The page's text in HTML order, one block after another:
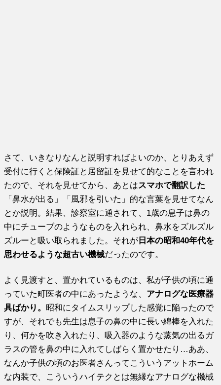
さて、いきなりなんと説明すればよいのか、とりあえず
受付に行くと保険証と居留証を見せて的なことを言われ
たので、それを見せてから、あとはスマホで翻訳した
「鼻水が出る」「風邪を引いた」的な言葉を見せてなん
とか説明。結果、診察室に通されて、1歳の息子は鼻の
中にチューブのようなものを入れられ、鼻水をズルズル
ズルーと吸い取られました。それが 日本の昭和40年代を
思わせるような超古い機械だったのです。
よく見渡すと、置かれているものは、私が子供の頃に通
っていた町医者の中にあったような、 アナログな医療器
具ばかり。 昭和にタイムスリップした感覚に陥ったので
すが、それでも先生は息子の鼻の中に長い綿棒を入れた
り、何かを吹き入れたり、吸入器のような蒸気の出るガ
ラスの管を鼻の中に入れてしばらく置かせたり…ああ、
なんか子供の頃のお医者さんってこういうアットホーム
な内装で、こういうハイテクとは無縁なアナログな機械